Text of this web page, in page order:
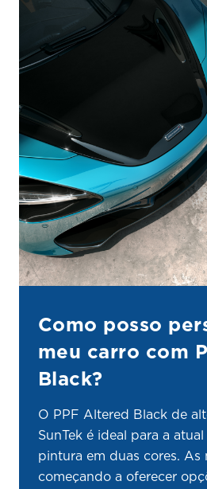
Como posso
meu carro com
Black?
O PPF Altered Black de
SunTek é ideal para a
pintura em duas cores. As
começando a oferecer